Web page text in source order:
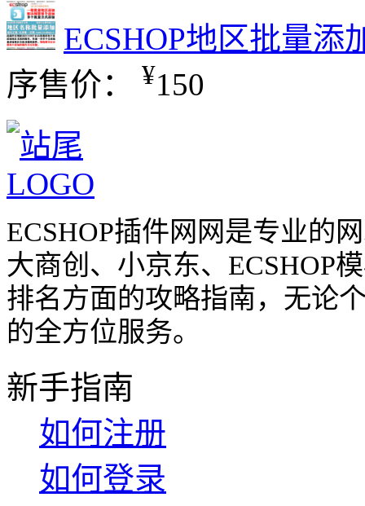
ECSHOP地区批量
序售价：
¥150
ECSHOP插件网网是专业的
大商创、小京东、ECSHOP
排名方面的攻略指南，无论
的全方位服务。
新手指南
如何注册
如何登录